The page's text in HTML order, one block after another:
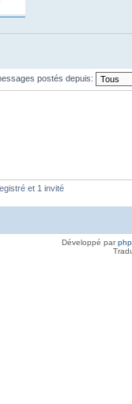
postés depuis:
et 1 invité
Développé par